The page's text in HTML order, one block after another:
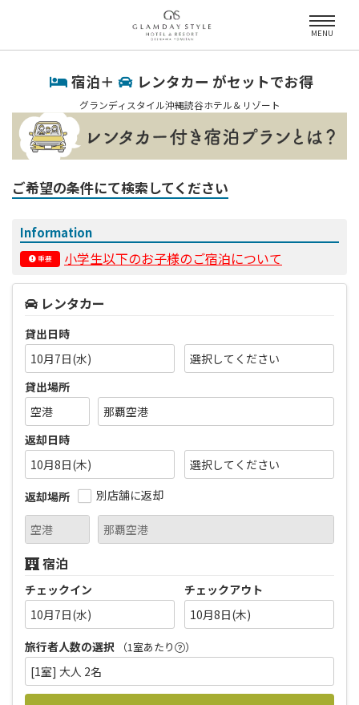
MENU
宿泊＋ レンタカー がセットでお得
グランディスタイル沖縄読谷ホテル＆リゾート
ご希望の条件にて検索してください
Information
重要 小学生以下のお子様のご宿泊について
レンタカー
貸出日時
10月7日(水)
貸出場所
返却日時
10月8日(木)
返却場所
別店舗に返却
宿泊
チェックイン
10月7日(水)
チェックアウト
10月8日(木)
旅行者人数の選択
（1室あたり ）
[1室] 大人 2名